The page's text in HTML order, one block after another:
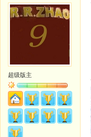
超级版主